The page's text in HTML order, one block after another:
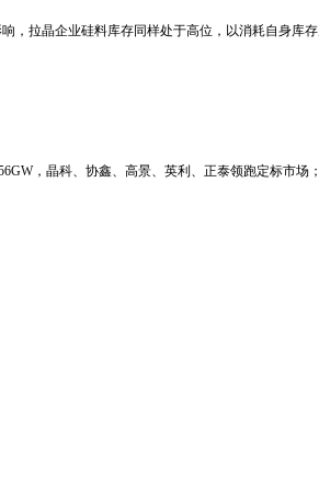
，拉晶企业硅料库存同样处于高位，以消耗自身库
，晶科、协鑫、高景、英利、正泰领跑定标市场